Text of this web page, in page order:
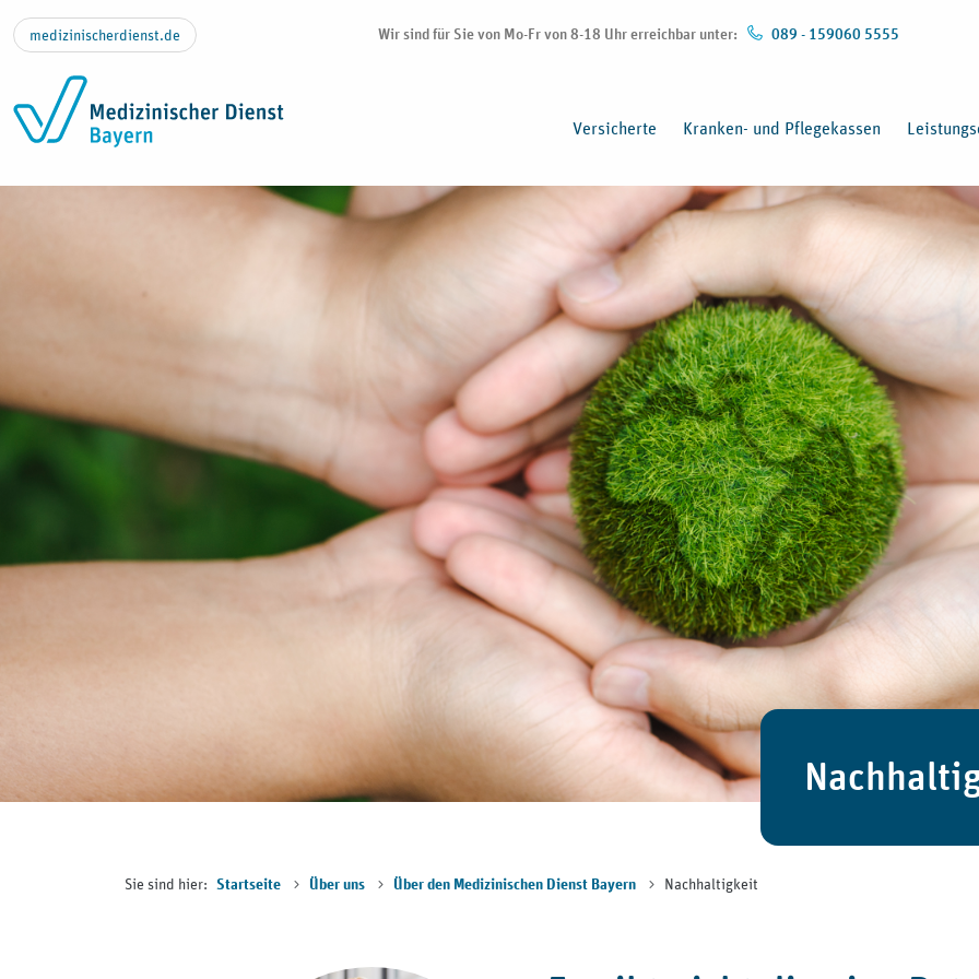
Zum Inhalt springen
medizinischerdienst.de Wir sind für Sie von Mo-Fr von 8-18 Uhr erreichbar unter: 089 - 159060 5555
Versicherte Kranken- und Pflegekassen
Sie sind hier: Startseite Über uns Über den Medizinischen Dienst Bayern Nachhaltigkeit